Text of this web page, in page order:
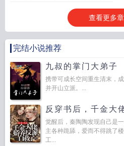
六个便士向爸爸买点时间进化论的
查看更多章
完结小说推荐
九叔的掌门大弟子
携带可成长空间重生清末，
并开山立派。...
反穿书后，千金大
觉醒后，秦陶陶发现自己是
主各种跪舔，爱而不得跳了
工...